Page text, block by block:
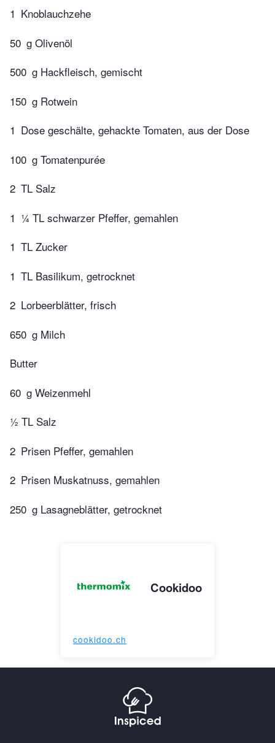
1 Knoblauchzehe
50 g Olivenöl
500 g Hackfleisch, gemischt
150 g Rotwein
1 Dose geschälte, gehackte Tomaten, aus der Dose
100 g Tomatenpurée
2 TL Salz
1 ¼ TL schwarzer Pfeffer, gemahlen
1 TL Zucker
1 TL Basilikum, getrocknet
2 Lorbeerblätter, frisch
650 g Milch
Butter
60 g Weizenmehl
½ TL Salz
2 Prisen Pfeffer, gemahlen
2 Prisen Muskatnuss, gemahlen
250 g Lasagneblätter, getrocknet
Cookidoo
cookidoo.ch